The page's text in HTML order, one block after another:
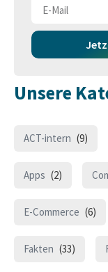
Unsere
ACT-intern (9)
Apps (2)
E-Commerce (6)
Fakten (33)